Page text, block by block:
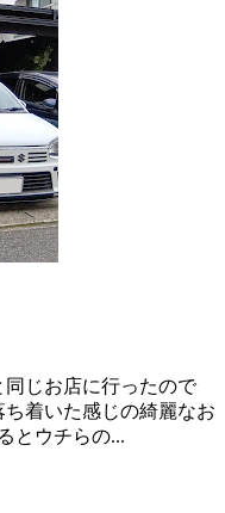
じお店に行ったので
着いた感じの綺麗なお
とウチらの...